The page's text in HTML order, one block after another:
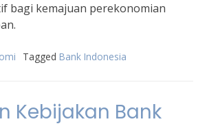
bagi kemajuan perekonomian
Tagged Bank Indonesia
Kebijakan Bank